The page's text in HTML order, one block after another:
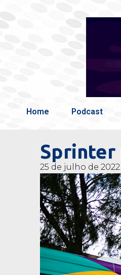
Home Podcast
Sprinter
25 de julho de 2022